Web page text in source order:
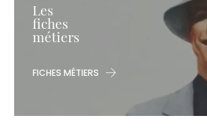
Les
fiches
métiers
FICHES MÉTIERS